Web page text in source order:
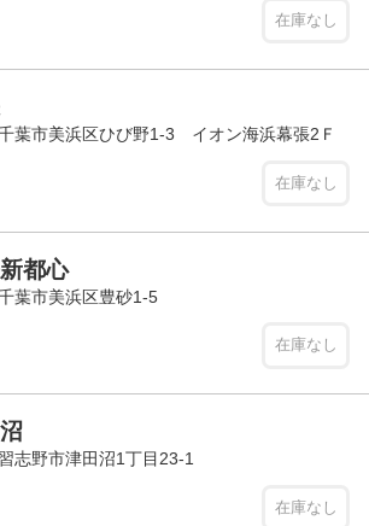
在庫なし
葉市美浜区ひび野1-3 イオン海浜幕張2Ｆ
在庫なし
都心
葉市美浜区豊砂1-5
在庫なし
志野市津田沼1丁目23-1
在庫なし